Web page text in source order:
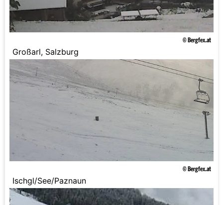
© Bergfex.at
Großarl, Salzburg
© Bergfex.at
Ischgl/See/Paznaun